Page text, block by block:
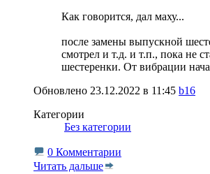
Как говорится, дал маху...
после замены выпускной
смотрел и т.д. и т.п., пока не
шестеренки. От вибрации
Обновлено 23.12.2022 в 11:45 b16
Категории
Без категории
0 Комментарии
Читать дальше